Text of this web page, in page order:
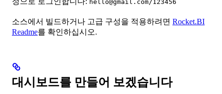
hello@gmail.com/123456
소스에서 빌드하거나 고급 구성을 적용하려면 Rocket.BI
Readme를 확인하십시오.
대시보드를 만들어 보겠습니다